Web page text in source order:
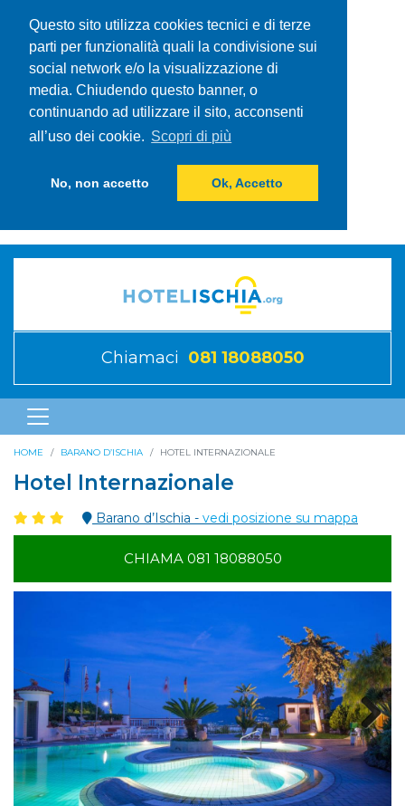
Questo sito utilizza cookies tecnici e di terze
parti per funzionalità quali la condivisione sui
social network e/o la visualizzazione di
media. Chiudendo questo banner, o
continuando ad utilizzare il sito, acconsenti
all’uso dei cookie. Scopri di più
No, non accetto Ok, Accetto
Chiamaci 081 18088050
HOME BARANO D’ISCHIA HOTEL INTERNAZIONALE
Hotel Internazionale
Barano d’Ischia - vedi posizione su mappa
CHIAMA 081 18088050